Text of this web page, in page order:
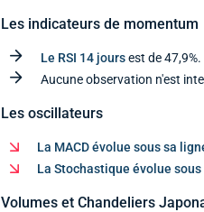
Les indicateurs de momentum
Le RSI 14 joursest de
Aucune observation n'est
Les oscillateurs
La MACD évolue sous sa
La Stochastique évolue sous
Volumes et Chandeliers